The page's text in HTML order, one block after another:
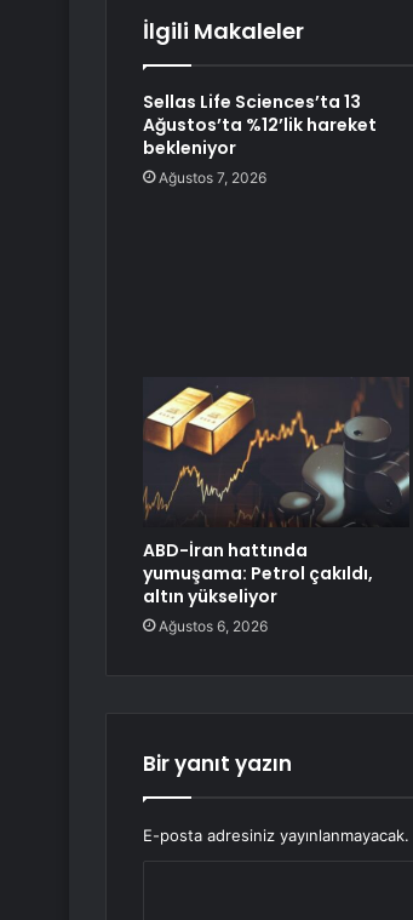
İlgili Makaleler
Sellas Life Sciences’ta 13
Ağustos’ta %12’lik hareket
bekleniyor
Ağustos 7, 2026
ABD-İran hattında
yumuşama: Petrol çakıldı,
altın yükseliyor
Ağustos 6, 2026
Bir yanıt yazın
E-posta adresiniz yayınlanmayacak.